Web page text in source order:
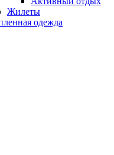
Жилеты
одежда